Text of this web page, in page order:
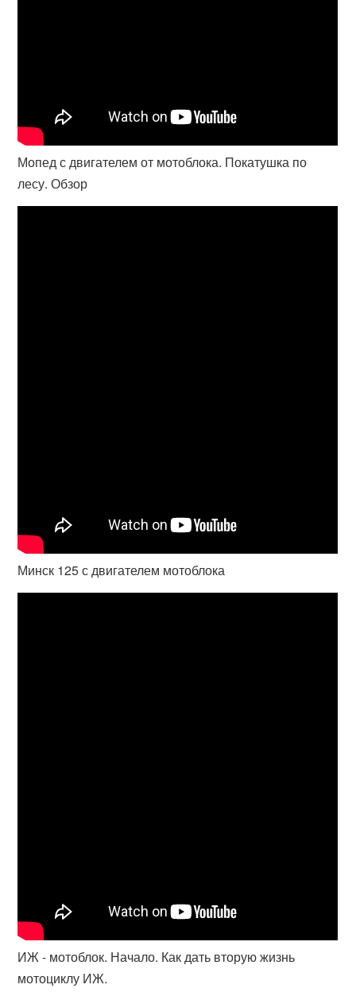
Мопед с двигателем от мотоблока. Покатушка по
лесу. Обзор
Минск 125 с двигателем мотоблока
ИЖ - мотоблок. Начало. Как дать вторую жизнь
мотоциклу ИЖ.